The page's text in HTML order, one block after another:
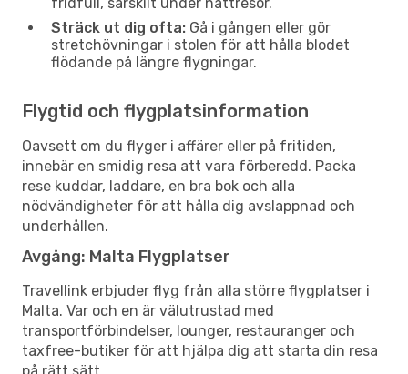
Sträck ut dig ofta: Gå i gången eller gör
stretchövningar i stolen för att hålla blodet
flödande på längre flygningar.
Flygtid och flygplatsinformation
Oavsett om du flyger i affärer eller på fritiden,
innebär en smidig resa att vara förberedd. Packa
rese kuddar, laddare, en bra bok och alla
nödvändigheter för att hålla dig avslappnad och
underhållen.
Avgång: Malta Flygplatser
Travellink erbjuder flyg från alla större flygplatser i
Malta. Var och en är välutrustad med
transportförbindelser, lounger, restauranger och
taxfree-butiker för att hjälpa dig att starta din resa